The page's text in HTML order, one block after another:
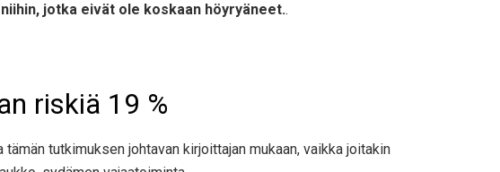
jotka eivät ole koskaan höyryäneet..
riskiä 19 %
tutkimuksen johtavan kirjoittajan mukaan, vaikka joitakin